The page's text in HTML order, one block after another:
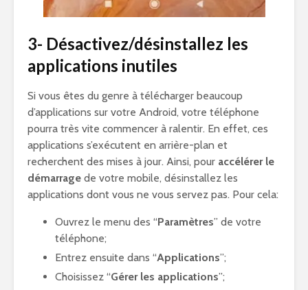
3- Désactivez/désinstallez les
applications inutiles
Si vous êtes du genre à télécharger beaucoup
d’applications sur votre Android, votre téléphone
pourra très vite commencer à ralentir. En effet, ces
applications s’exécutent en arrière-plan et
recherchent des mises à jour. Ainsi, pour accélérer le
démarrage de votre mobile, désinstallez les
applications dont vous ne vous servez pas. Pour cela:
Ouvrez le menu des “Paramètres” de votre
téléphone;
Entrez ensuite dans “Applications”;
Choisissez “Gérer les applications”;